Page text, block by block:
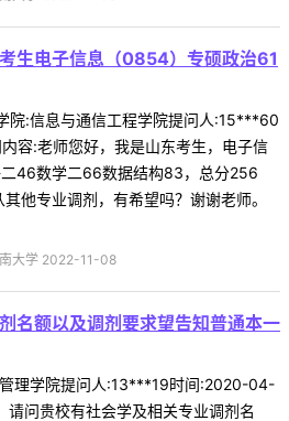
生电子信息（0854）专硕政治61
院:信息与通信工程学院提问人:15***60
容:老师您好，我是山东考生，电子信
46数学二66数据结构83，总分256
他专业调剂，有希望吗？谢谢老师。
大学 2022-11-08
名额以及调剂要求望告知普通本一
理学院提问人:13***19时间:2020-04-
问贵校有社会学及相关专业调剂名